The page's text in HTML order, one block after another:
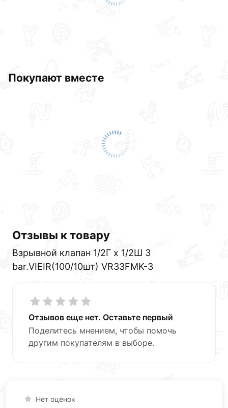
описанием, характеристиками и отзывами.
Покупают вместе
Отзывы к товару
Взрывной клапан 1/2Г х 1/2Ш 3
bar.VIEIR(100/10шт) VR33FMK-3
Отзывов еще нет. Оставьте первый
Поделитесь мнением, чтобы помочь
другим покупателям в выборе.
Нет оценок